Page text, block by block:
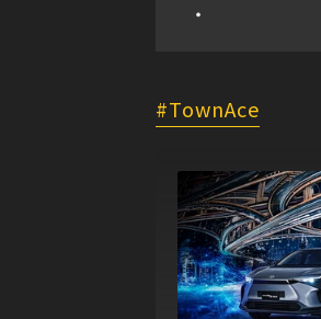
TownAce